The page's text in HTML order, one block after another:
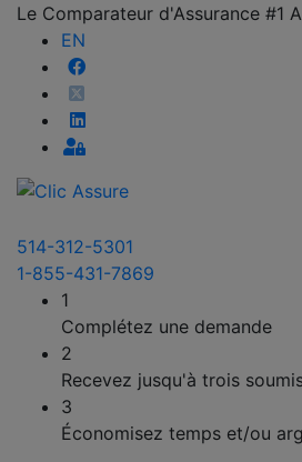
Le Comparateur d'Assurance #1
EN
514-312-5301
1-855-431-7869
1
Complétez une demande
2
Recevez jusqu'à trois
3
Économisez temps et/ou